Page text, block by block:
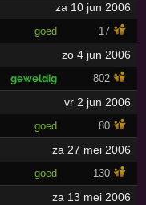
za 10 jun 2006
goed 17
zo 4 jun 2006
geweldig 802
vr 2 jun 2006
goed 80
za 27 mei 2006
goed 130
za 13 mei 2006